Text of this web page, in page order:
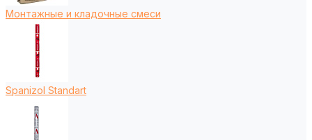
Монтажные и кладочные смеси
Spanizol Standart